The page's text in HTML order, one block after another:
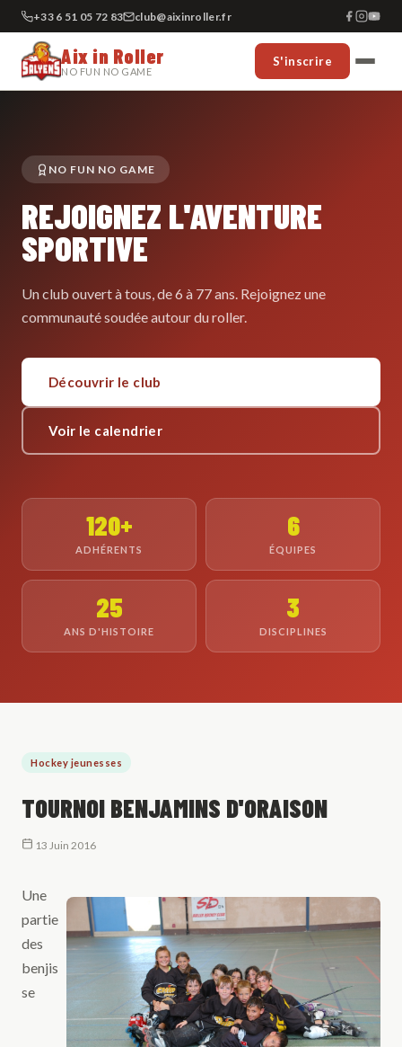
+33 6 51 05 72 83 club@aixinroller.fr
Aix in Roller
NO FUN NO GAME
S'inscrire
NO FUN NO GAME
REJOIGNEZ L'AVENTURE
SPORTIVE
Un club ouvert à tous, de 6 à 77 ans. Rejoignez une
communauté soudée autour du roller.
Découvrir le club
Voir le calendrier
120+
ADHÉRENTS
6
ÉQUIPES
25
ANS D'HISTOIRE
3
DISCIPLINES
Hockey jeunesses
TOURNOI BENJAMINS D'ORAISON
13 Juin 2016
Une
partie
des
benjis
se